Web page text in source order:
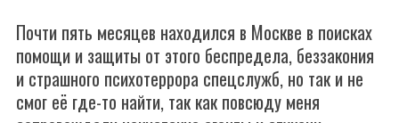
Почти пять месяцев находился в Москве в поисках
помощи и защиты от этого беспредела, беззакония
и страшного психотеррора спецслужб, но так и не
смог её где-то найти, так как повсюду меня